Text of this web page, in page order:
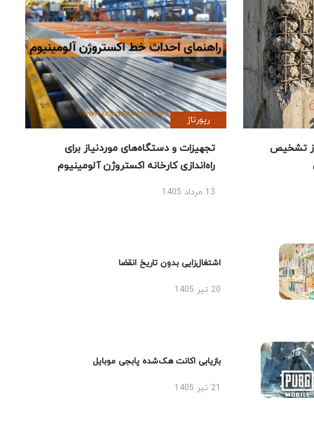
تشخیص
رپورتاژ
تجهیزات و دستگاه‌های موردنیاز برای
راه‌اندازی کارخانه اکستروژن آلومینیوم
13 مرداد 1405
اشتغال‌زایی بدون تاریخ انقضا
20 تیر 1405
بازیابی اکانت هک‌شده پابجی موبایل